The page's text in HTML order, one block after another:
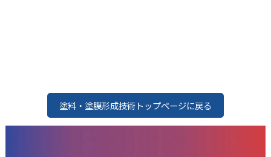
塗料・塗膜形成技術トップページに戻る